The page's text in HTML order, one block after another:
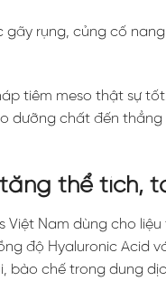
rụng, củng cố
tiêm meso thật sự
dưỡng chất đến
thể tích,
Nam dùng cho
độ Hyaluronic Acid
bào chế trong dung